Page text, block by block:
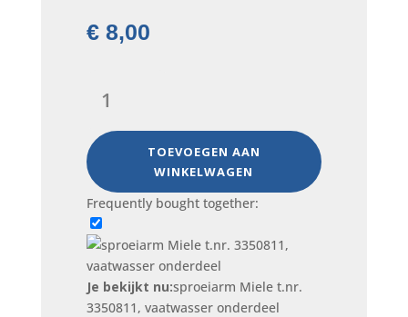
€8,00
Miele
3350811,
vaatwasser
onderdeel
aantal
TOEVOEGEN AAN
WINKELWAGEN
Frequently bought together:
Je bekijkt nu:sproeiarm Miele t.nr.
3350811, vaatwasser onderdeel